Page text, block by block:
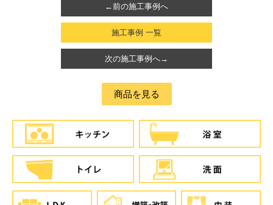
←前の施工事例へ
施工事例 一覧
次の施工事例へ→
商品を見る